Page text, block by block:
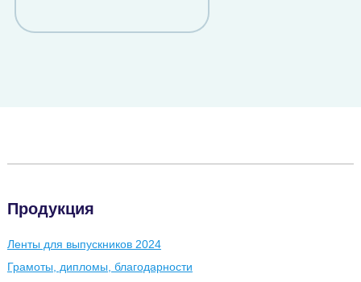
Продукция
Ленты для выпускников 2024
Грамоты, дипломы, благодарности